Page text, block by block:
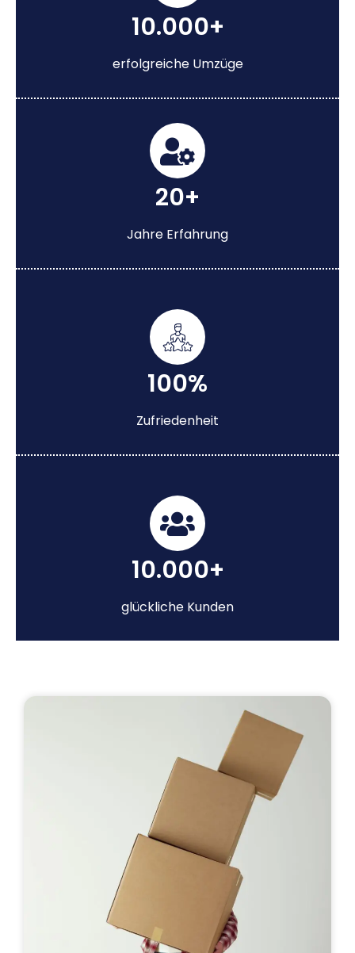
10.000+
erfolgreiche Umzüge
20+
Jahre Erfahrung
100%
Zufriedenheit
10.000+
glückliche Kunden